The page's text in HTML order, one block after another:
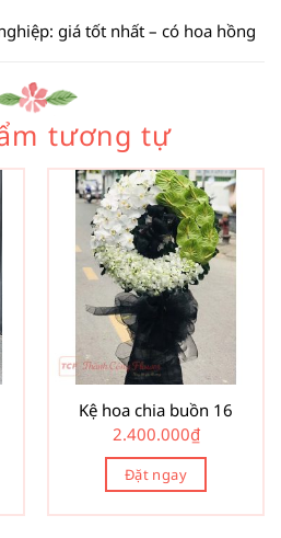
giá tốt nhất – có hoa hồng
tương tự
Kệ hoa chia buồn 16
2.400.000₫
Đặt ngay